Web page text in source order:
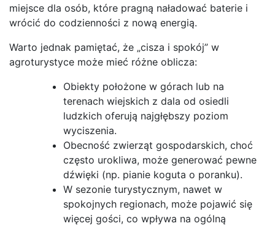
miejsce dla osób, które pragną naładować baterie i
wrócić do codzienności z nową energią.
Warto jednak pamiętać, że „cisza i spokój” w
agroturystyce może mieć różne oblicza:
Obiekty położone w górach lub na
terenach wiejskich z dala od osiedli
ludzkich oferują najgłębszy poziom
wyciszenia.
Obecność zwierząt gospodarskich, choć
często urokliwa, może generować pewne
dźwięki (np. pianie koguta o poranku).
W sezonie turystycznym, nawet w
spokojnych regionach, może pojawić się
więcej gości, co wpływa na ogólną